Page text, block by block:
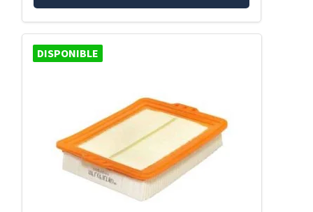
DISPONIBLE